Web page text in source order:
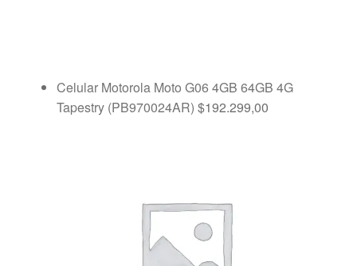
Celular Motorola Moto G06 4GB 64GB 4G
Tapestry (PB970024AR) $192.299,00